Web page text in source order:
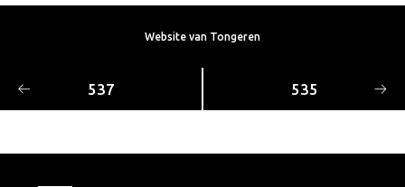
Website van Tongeren
537 535